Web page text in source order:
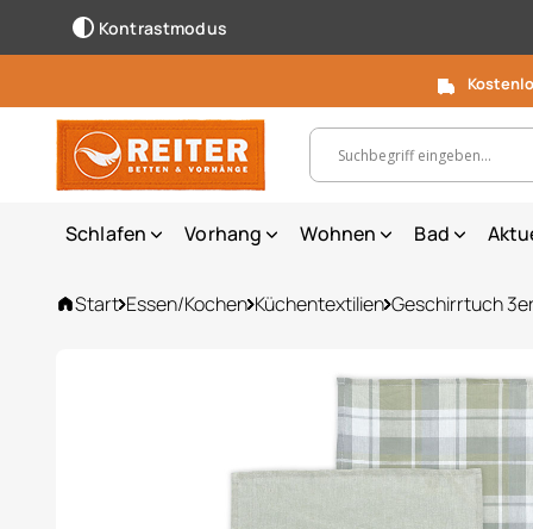
Kontrastmodus
Suchbegriff, Artikelnummer ...
Schlafen Vorhang Wohnen Bad
Start Essen/Kochen Küchentextilien Geschirrtuch